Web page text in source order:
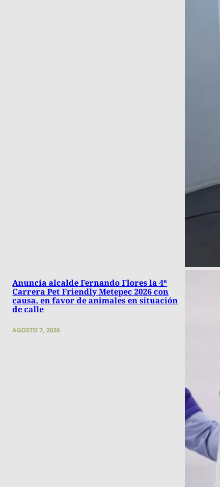
Anuncia alcalde Fernando Flores la 4ª
Carrera Pet Friendly Metepec 2026 con
causa, en favor de animales en situación
de calle
AGOSTO 7, 2026